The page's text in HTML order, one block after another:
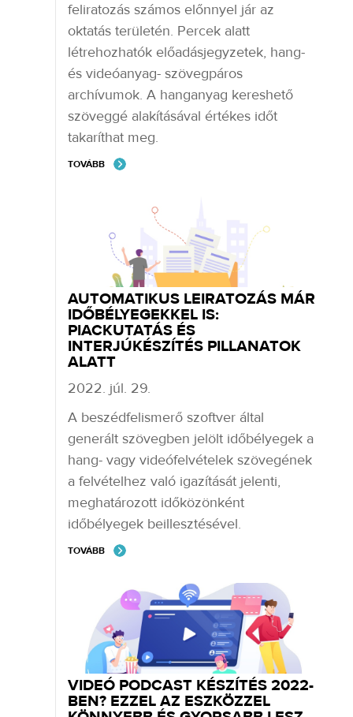
feliratozás számos előnnyel jár az
oktatás területén. Percek alatt
létrehozhatók előadásjegyzetek, hang-
és videóanyag- szövegpáros
archívumok. A hanganyag kereshető
szöveggé alakításával értékes időt
takaríthat meg.
TOVÁBB
AUTOMATIKUS LEIRATOZÁS MÁR
IDŐBÉLYEGEKKEL IS:
PIACKUTATÁS ÉS
INTERJÚKÉSZÍTÉS PILLANATOK
ALATT
2022. júl. 29.
A beszédfelismerő szoftver által
generált szövegben jelölt időbélyegek a
hang- vagy videófelvételek szövegének
a felvételhez való igazítását jelenti,
meghatározott időközönként
időbélyegek beillesztésével.
TOVÁBB
VIDEÓ PODCAST KÉSZÍTÉS 2022-
BEN? EZZEL AZ ESZKÖZZEL